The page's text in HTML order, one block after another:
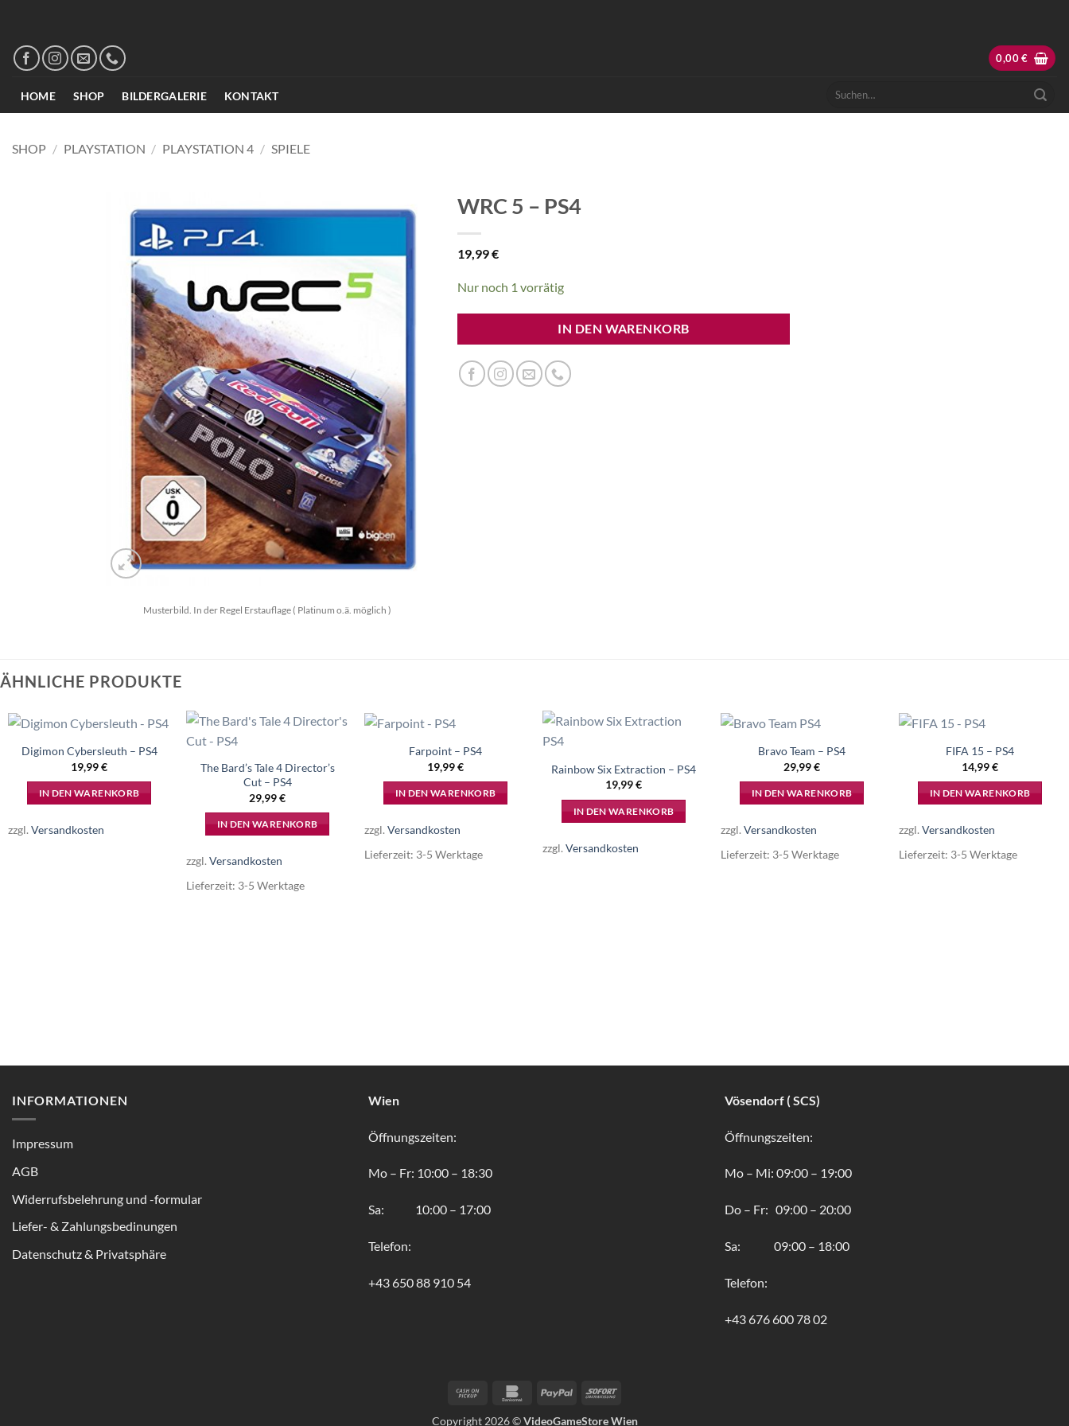
springen
0,00€
HOME SHOP BILDERGALERIE KONTAKT
Suchen
SHOP / PLAYSTATION / PLAYSTATION 4 / SPIELE
Musterbild. In der Regel Erstauflage ( Platinum o.ä. möglich )
WRC 5 – PS4
19,99€
Nur noch 1 vorrätig
IN DEN WARENKORB
ÄHNLICHE PRODUKTE
Digimon Cybersleuth – PS4
19,99€
IN DEN WARENKORB
zzgl. Versandkosten
The Bard’s Tale 4 Director’s
Cut – PS4
29,99€
IN DEN WARENKORB
zzgl. Versandkosten
Lieferzeit: 3-5 Werktage
Farpoint – PS4
19,99€
IN DEN WARENKORB
zzgl. Versandkosten
Lieferzeit: 3-5 Werktage
Rainbow Six Extraction – PS4
19,99€
IN DEN WARENKORB
zzgl. Versandkosten
Bravo Team – PS4
29,99€
IN DEN WARENKORB
zzgl. Versandkosten
Lieferzeit: 3-5 Werktage
FIFA 15 – PS4
14,99€
IN DEN WARENKORB
zzgl. Versandkosten
Lieferzeit: 3-5 Werktage
INFORMATIONEN
Impressum
AGB
Widerrufsbelehrung und -formular
Liefer- & Zahlungsbedinungen
Datenschutz & Privatsphäre
Wien
Öffnungszeiten:
Mo – Fr: 10:00 – 18:30
Sa: 10:00 – 17:00
Telefon:
+43 650 88 910 54
Vösendorf ( SCS)
Öffnungszeiten:
Mo – Mi: 09:00 – 19:00
Do – Fr: 09:00 – 20:00
Sa: 09:00 – 18:00
Telefon:
+43 676 600 78 02
Cash
BankomatPayPal Sofort
Copyright 2026 ©VideoGameStore Wien